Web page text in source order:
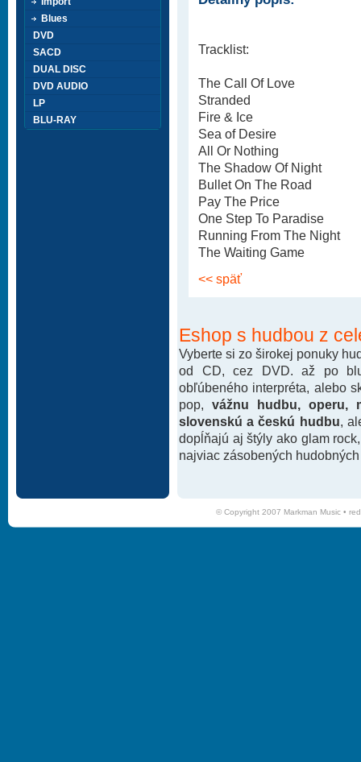
Tracklist:
The Call Of Love
Stranded
Fire & Ice
Sea of Desire
All Or Nothing
The Shadow Of Night
Bullet On The Road
Pay The Price
One Step To Paradise
Running From The Night
The Waiting Game
<< späť
Eshop s hudbou z
Vyberte si zo širokej ponuky
od CD, cez DVD. až po
obľúbeného interpréta, alebo
pop, vážnu hudbu, operu,
slovenskú a českú hudbu ,
dopĺňajú aj štýly ako glam
najviac zásobených
Blues
DVD
SACD
DUAL DISC
DVD AUDIO
LP
BLU-RAY
© Copyright 2007 Markman Music •